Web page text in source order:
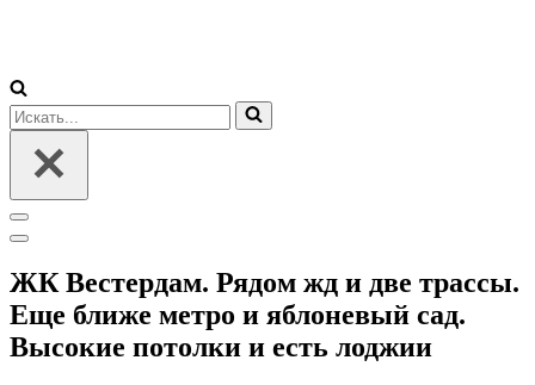
Искать...
Меню
навигации
Меню
ЖК Вестердам. Рядом жд и две трассы.
Еще ближе метро и яблоневый сад.
Высокие потолки и есть лоджии